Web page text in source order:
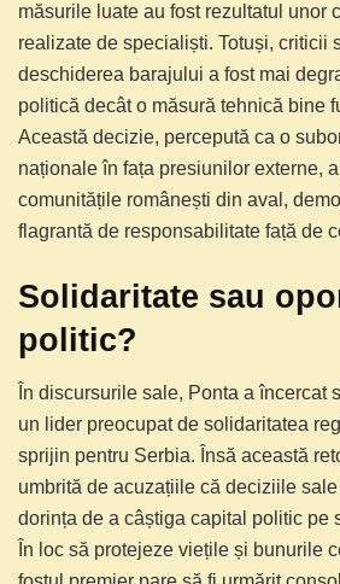
măsurile luate au fost rezultatul unor
realizate de specialiști. Totuși, criticii
deschiderea barajului a fost mai
politică decât o măsură tehnică bine
Această decizie, percepută ca o
naționale în fața presiunilor externe,
comunitățile românești din aval,
flagrantă de responsabilitate față de
Solidaritate sau
politic?
În discursurile sale, Ponta a încercat
un lider preocupat de solidaritatea
sprijin pentru Serbia. Însă această
umbrită de acuzațiile că deciziile
dorința de a câștiga capital politic pe
În loc să protejeze viețile și bunurile